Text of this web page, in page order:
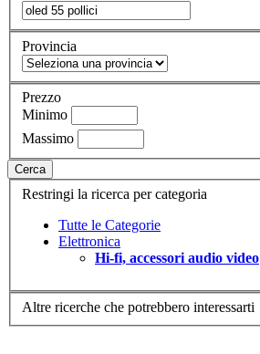
Provincia
Prezzo
Minimo
Massimo
Cerca
Restringi la ricerca per categoria
Tutte le Categorie
Elettronica
Hi-fi, accessori audio video
Altre ricerche che potrebbero interessarti